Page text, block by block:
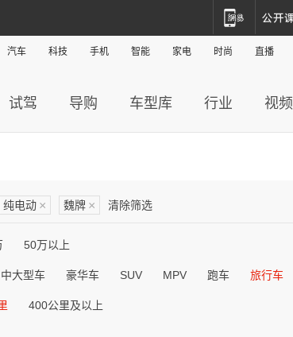
汽车 科技 手机 智能 家电 时尚 直播
试驾 导购 车型库 行业 视频
纯电动 × 魏牌 × 清除筛选
50万以上
中大型车 豪华车 SUV MPV 跑车 旅行车
400公里及以上